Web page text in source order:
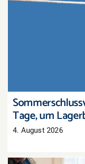
um
Tage, um
4. August 2026